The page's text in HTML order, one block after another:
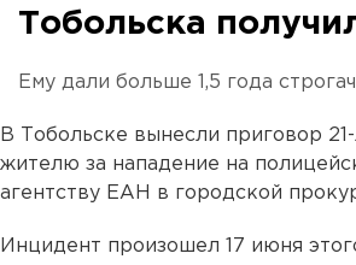
Тобольска
Ему дали больше 1,5 года
В Тобольске вынесли приговор
жителю за нападение на
агентству ЕАН в городской
Инцидент произошел 17 июня